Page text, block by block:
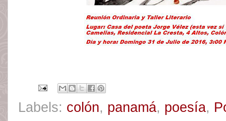
Labels: colón, panamá, poesía,